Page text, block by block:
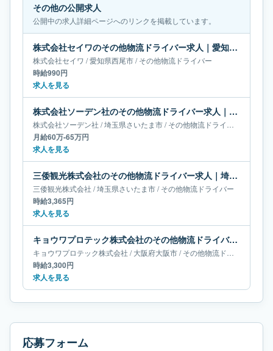
その他の公開求人
公開中の求人詳細ページへのリンクを掲載しています。
株式会社セイワのその他物流ドライバー求人｜愛知県西尾市
株式会社セイワ /愛知県西尾市/その他物流ドライバー
時給990円
求人を見る
株式会社ソーデン社のその他物流ドライバー求人｜埼玉県さいたま市｜月給60万-65万円
株式会社ソーデン社 /埼玉県さいたま市/その他物流ドライバー
月給60万-65万円
求人を見る
三倭観光株式会社のその他物流ドライバー求人｜埼玉県さいたま市
三倭観光株式会社 /埼玉県さいたま市/その他物流ドライバー
時給3,365円
求人を見る
キョウワプロテック株式会社のその他物流ドライバー求人｜大阪府大阪市
キョウワプロテック株式会社 /大阪府大阪市/その他物流ドライバー
時給3,300円
求人を見る
応募フォーム